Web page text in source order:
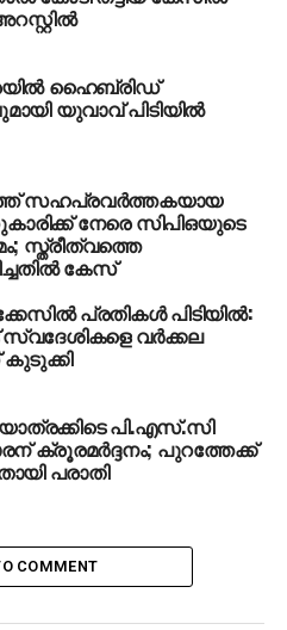
മരണം 23 ആയി
ഹൈബ്രിഡ്
യുവാവ് പിടിയില്‍
സഹപ്രവര്‍ത്തകയായ
നേരെ സിപിഒയുടെ
സ്ത്രീത്വത്തെ
കേസ്
പ്രതികള്‍ പിടിയില്‍:
സ്വദേശികളെ വര്‍ക്കല
പി.എസ്.സി
ക്രൂരമര്‍ദ്ദനം; പുറത്തേക്ക്
പരാതി
COMMENT